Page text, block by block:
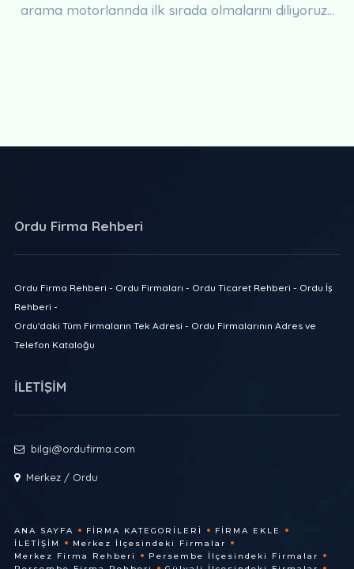
arama motorlarında ilk sırada olmalarını diliyoruz...
Ordu Firma Rehberi
Ordu Firma Rehberi - Ordu Firmaları - Ordu Ticaret Rehberi - Ordu İş
Rehberi -
Ordu'daki Tüm Firmaların Tek Adresi - Ordu Firmalarının Adres ve
Telefon Kataloğu
İLETİŞİM
bilgi@ordufirma.com
Merkez / Ordu
ANA SAYFA FIRMA KATEGORILERI
FIRMA EKLE
İLETIŞIM
Merkez İlçesindeki Firmalar
Merkez Firma Rehberi
Persembe İlçesindeki Firmalar